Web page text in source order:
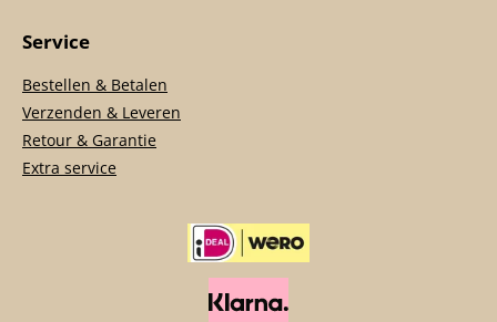
Service
Bestellen & Betalen
Verzenden & Leveren
Retour & Garantie
Extra service